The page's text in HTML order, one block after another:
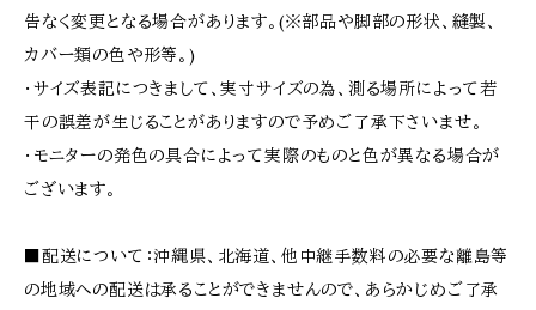
告なく変更となる場合があります。(※部品や脚部の形状、縫製、
カバー類の色や形等。)
・サイズ表記につきまして、実寸サイズの為、測る場所によって若
干の誤差が生じることがありますので予めご了承下さいませ。
・モニターの発色の具合によって実際のものと色が異なる場合が
ございます。
■配送について：沖縄県、北海道、他中継手数料の必要な離島等
の地域への配送は承ることができませんので、あらかじめご了承